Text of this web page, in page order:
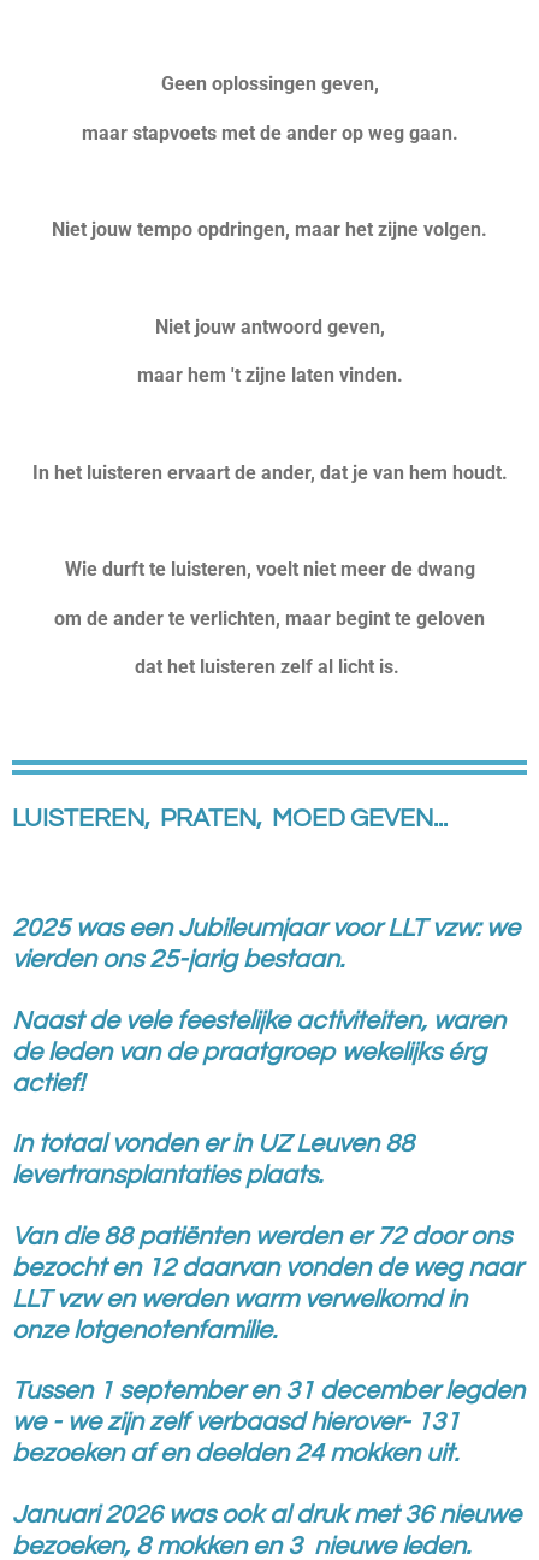
Geen oplossingen geven,
maar stapvoets met de ander op weg gaan.
Niet jouw tempo opdringen, maar het zijne volgen.
Niet jouw antwoord geven,
maar hem 't zijne laten vinden.
In het luisteren ervaart de ander, dat je van hem houdt.
Wie durft te luisteren, voelt niet meer de dwang
om de ander te verlichten, maar begint te geloven
dat het luisteren zelf al licht is.
LUISTEREN, PRATEN, MOED GEVEN...
2025 was een Jubileumjaar voor LLT vzw: we
vierden ons 25-jarig bestaan.
Naast de vele feestelijke activiteiten, waren
de leden van de praatgroep wekelijks érg
actief!
In totaal vonden er in UZ Leuven 88
levertransplantaties plaats.
Van die 88 patiënten werden er 72 door ons
bezocht en 12 daarvan vonden de weg naar
LLT vzw en werden warm verwelkomd in
onze lotgenotenfamilie.
Tussen 1 september en 31 december legden
we - we zijn zelf verbaasd hierover- 131
bezoeken af en deelden 24 mokken uit.
Januari 2026 was ook al druk met 36 nieuwe
bezoeken, 8 mokken en 3 nieuwe leden.